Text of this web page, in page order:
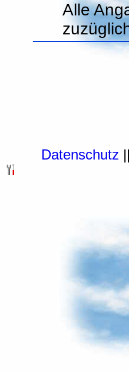
Alle
Datenschutz ||